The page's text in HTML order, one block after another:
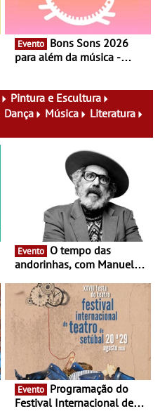
Evento
para além da música -
atividades para toda a
família e muito mais
Pintura e Escultura
Dança Música
Literatura
Evento
andorinhas, com Manuel
Atum - Concerto
performance na MAAT
Gallery a 3 de Setembro,
19:30
Evento
Festival Internacional de